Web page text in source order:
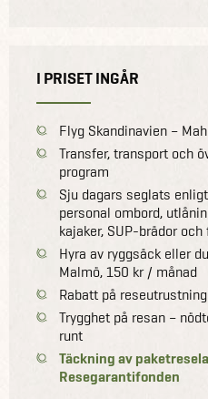
I PRISET INGÅR
Flyg Skandinavien –
Transfer, transport och
program
Sju dagars seglats
personal ombord,
kajaker, SUP-brädor
Hyra av ryggsäck eller
Malmö, 150 kr / månad
Rabatt på
Trygghet på resan –
runt
Täckning av
Resegarantifonden